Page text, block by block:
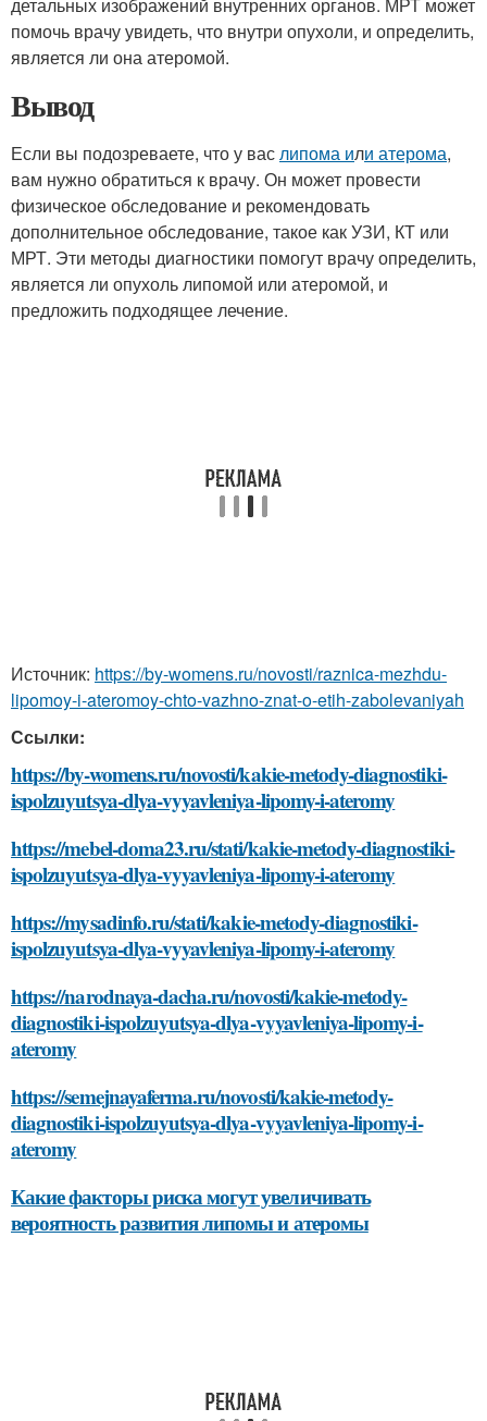
помочь врачу увидеть, что внутри опухоли, и определить,
является ли она атеромой.
Вывод
Если вы подозреваете, что у васлипома или атерома,
вам нужно обратиться к врачу. Он может провести
физическое обследование и рекомендовать
дополнительное обследование, такое как УЗИ, КТ или
МРТ. Эти методы диагностики помогут врачу определить,
является ли опухоль липомой или атеромой, и
предложить подходящее лечение.
Источник: https://by-womens.ru/novosti/raznica-mezhdu-
lipomoy-i-ateromoy-chto-vazhno-znat-o-etih-zabolevaniyah
Ссылки:
https://by-womens.ru/novosti/kakie-metody-diagnostiki-
ispolzuyutsya-dlya-vyyavleniya-lipomy-i-ateromy
https://mebel-doma23.ru/stati/kakie-metody-diagnostiki-
ispolzuyutsya-dlya-vyyavleniya-lipomy-i-ateromy
https://mysadinfo.ru/stati/kakie-metody-diagnostiki-
ispolzuyutsya-dlya-vyyavleniya-lipomy-i-ateromy
https://narodnaya-dacha.ru/novosti/kakie-metody-
diagnostiki-ispolzuyutsya-dlya-vyyavleniya-lipomy-i-
ateromy
https://semejnayaferma.ru/novosti/kakie-metody-
diagnostiki-ispolzuyutsya-dlya-vyyavleniya-lipomy-i-
ateromy
Какие факторы риска могут увеличивать
вероятность развития липомы и атеромы